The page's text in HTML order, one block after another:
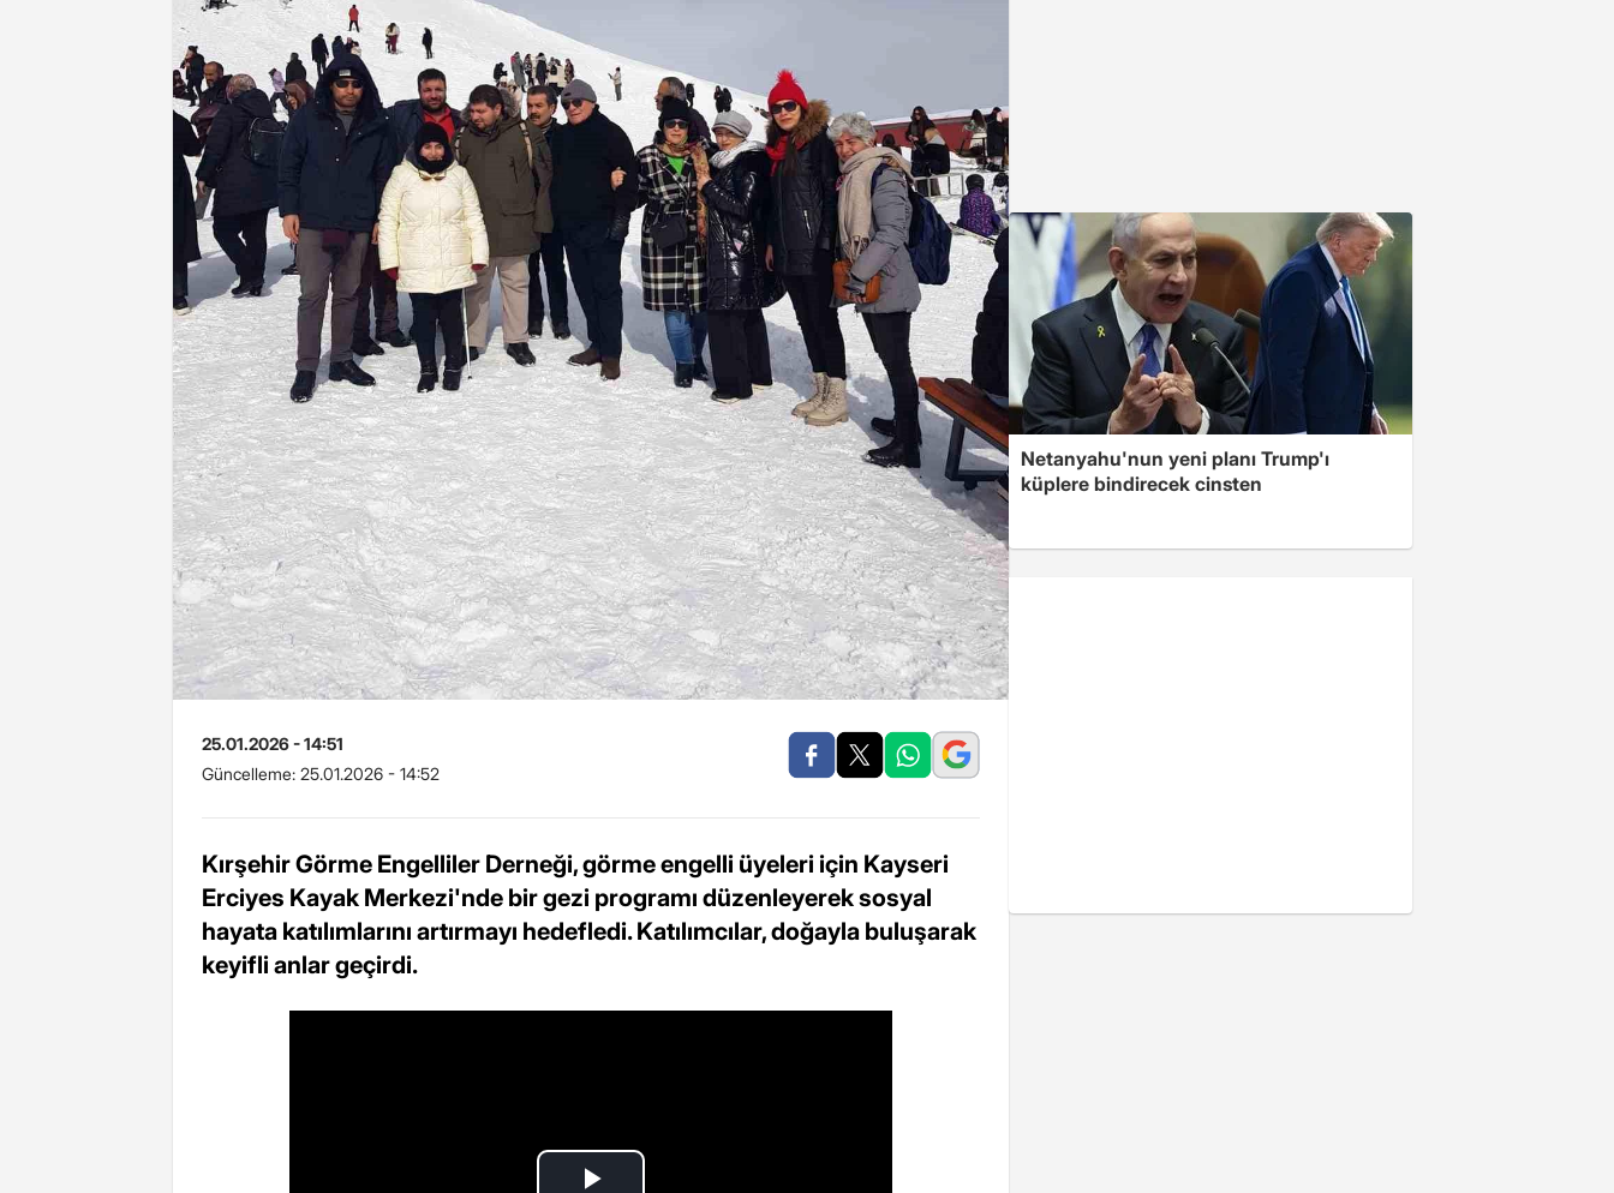
25.01.2026 - 14:51
Güncelleme: 25.01.2026 - 14:52
Kırşehir Görme Engelliler Derneği, görme engelli üyeleri için Kayseri
Erciyes Kayak Merkezi'nde bir gezi programı düzenleyerek sosyal
hayata katılımlarını artırmayı hedefledi. Katılımcılar, doğayla buluşarak
keyifli anlar geçirdi.
Netanyahu'nun yeni planı Trump'ı
küplere bindirecek cinsten